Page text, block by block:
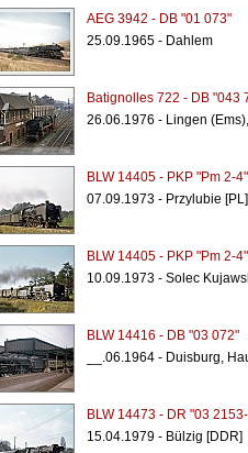
AEG 3942 - DB "01 073"
25.09.1965 - Dahlem
Batignolles 722 - DB "043
26.06.1976 - Lingen
BLW 14405 - PKP "Pm 2-4"
07.09.1973 - Przylubie [PL]
BLW 14405 - PKP "Pm 2-4"
10.09.1973 - Solec
BLW 14416 - DB "03 072"
__.06.1964 - Duisburg,
BLW 14473 - DR "03
15.04.1979 - Bülzig [DDR]